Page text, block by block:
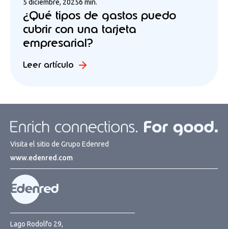
5 diciembre, 20256 min.
¿Qué tipos de gastos puedo
cubrir con una tarjeta
empresarial?
Leer artículo
Visita el sitio de Grupo Edenred
www.edenred.com
Lago Rodolfo 29,